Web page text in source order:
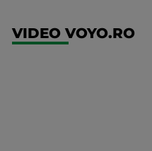
VIDEO VOYO.RO